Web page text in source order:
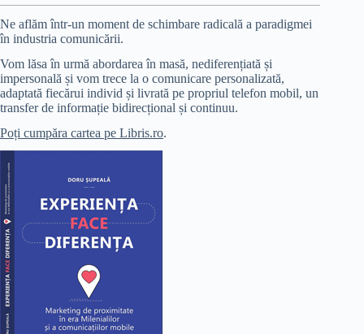
Ne aflăm într-un moment de schimbare radicală a paradigmei
în industria comunicării.
Vom lăsa în urmă abordarea în masă, nediferențiată și
impersonală și vom trece la o comunicare personalizată,
adaptată fiecărui individ și livrată pe propriul telefon mobil, un
transfer de informație bidirecțional și continuu.
Poți cumpăra cartea pe Libris.ro.